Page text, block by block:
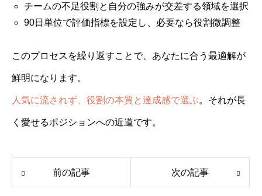
チームの不足役割と自分の強みが交差する領域を選択
90日単位で評価指標を設定し、必要なら役割微調整
このプロセスを繰り返すことで、あなたに合う最適解が
鮮明になります。
人気に流されず、役割の本質と達成感で選ぶ。それが長
く愛せるポジションへの近道です。
前の記事 次の記事